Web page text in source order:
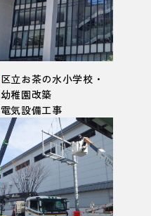
区立お茶の水小学校・
幼稚園改築
電気設備工事